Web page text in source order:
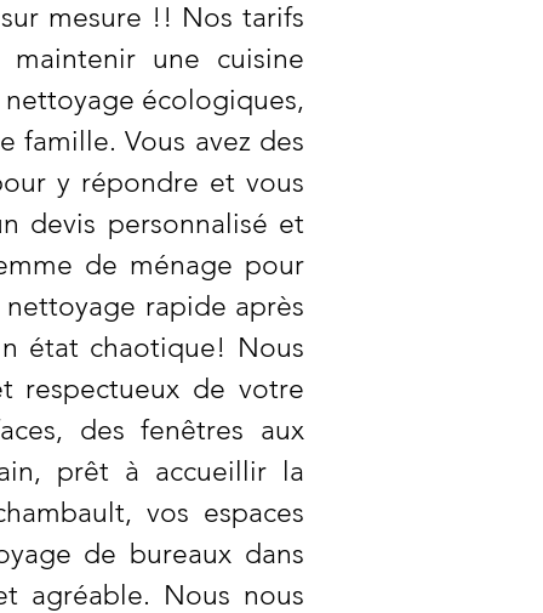
mesure !! Nos tarifs
une cuisine
écologiques,
famille. Vous avez des
y répondre et vous
devis personnalisé et
de ménage pour
rapide après
état chaotique! Nous
respectueux de votre
des fenêtres aux
prêt à accueillir la
vos espaces
de bureaux dans
agréable. Nous nous